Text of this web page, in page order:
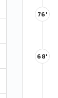
76'
68'